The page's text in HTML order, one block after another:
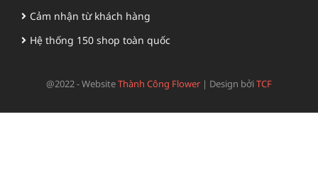
Cảm nhận từ khách hàng
Hệ thống 150 shop toàn quốc
@2022 - WebsiteThành Công Flower | Design bởiTCF